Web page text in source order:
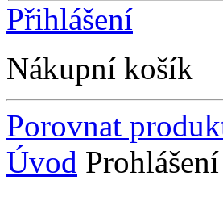
Přihlášení
Nákupní košík
Porovnat
Úvod